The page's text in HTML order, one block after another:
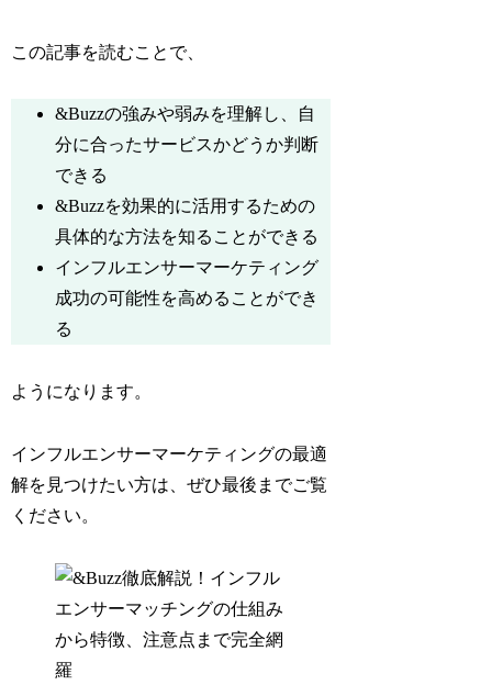
この記事を読むことで、
&Buzzの強みや弱みを理解し、自
分に合ったサービスかどうか判断
できる
&Buzzを効果的に活用するための
具体的な方法を知ることができる
インフルエンサーマーケティング
成功の可能性を高めることができ
る
ようになります。
インフルエンサーマーケティングの最適
解を見つけたい方は、ぜひ最後までご覧
ください。